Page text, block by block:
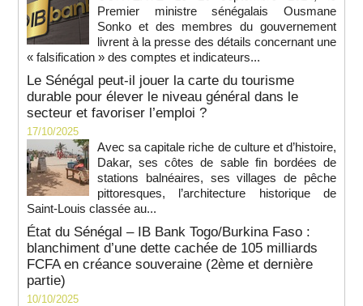
Premier ministre sénégalais Ousmane
Sonko et des membres du gouvernement
livrent à la presse des détails concernant une
« falsification » des comptes et indicateurs...
Le Sénégal peut-il jouer la carte du tourisme
durable pour élever le niveau général dans le
secteur et favoriser l’emploi ?
17/10/2025
Avec sa capitale riche de culture et d’histoire,
Dakar, ses côtes de sable fin bordées de
stations balnéaires, ses villages de pêche
pittoresques, l’architecture historique de
Saint-Louis classée au...
État du Sénégal – IB Bank Togo/Burkina Faso :
blanchiment d’une dette cachée de 105 milliards
FCFA en créance souveraine (2ème et dernière
partie)
10/10/2025